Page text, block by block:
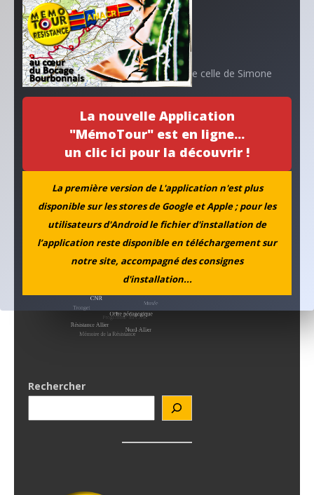
La nouvelle Application
"MémoTour" est en ligne...
un clic ici pour la découvrir !
La première version de L'application n'est plus
disponible sur les stores de Google et Apple ; pour les
utilisateurs d'Android le fichier d'installation de
l’application reste disponible en téléchargement sur
notre site, accompagné des consignes
d'installation...
MEMOTOUR PODCAST
La mémoire de Marguerite croise celle de Simone
L’ANACR accompagne l’initiative de la municipalité de
Archives
Rechercher